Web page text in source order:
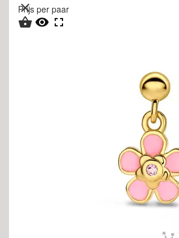
Prijs per paar
  
